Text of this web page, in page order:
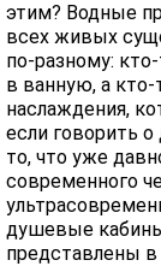
этим? Водные
всех живых
по-разному:
в ванную, а кто-
наслаждения,
если говорить
то, что уже
современного
душевые
представлены